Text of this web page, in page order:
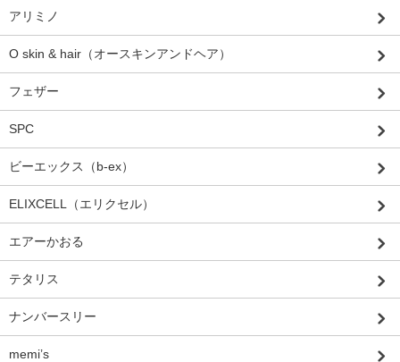
アリミノ
O skin & hair（オースキンアンドヘア）
フェザー
SPC
ビーエックス（b-ex）
ELIXCELL（エリクセル）
エアーかおる
テタリス
ナンバースリー
memi’s